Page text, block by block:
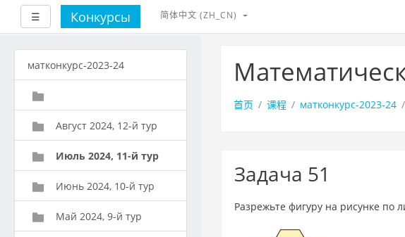
☰ Конкурсы 简体中文 ‎(ZH_CN)‎
首页 课程 матконкурс-2023-24
Задача 51
Разрежьте фигуру на рисунке по
матконкурс-2023-24
Август 2024, 12-й тур
Июль 2024, 11-й тур
Июнь 2024, 10-й тур
Май 2024, 9-й тур